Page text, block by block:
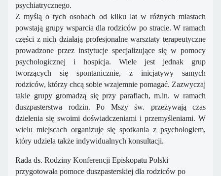
psychiatrycznego.
Z myślą o tych osobach od kilku lat w różnych miastach
powstają grupy wsparcia dla rodziców po stracie. W ramach
części z nich działają profesjonalne warsztaty terapeutyczne
prowadzone przez instytucje specjalizujące się w pomocy
psychologicznej i hospicja. Wiele jest jednak grup
tworzących się spontanicznie, z inicjatywy samych
rodziców, którzy chcą sobie wzajemnie pomagać. Zazwyczaj
takie grupy gromadzą się przy parafiach, m.in. w ramach
duszpasterstwa rodzin. Po Mszy św. przeżywają czas
dzielenia się swoimi doświadczeniami i przemyśleniami. W
wielu miejscach organizuje się spotkania z psychologiem,
który udziela także indywidualnych konsultacji.
Rada ds. Rodziny Konferencji Episkopatu Polski
przygotowała pomoce duszpasterskiej dla rodziców po